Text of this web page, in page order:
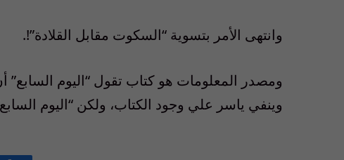
وانتهى الأمر بتسوية “السكوت مقابل القلادة”!.
ومصدر المعلومات هو كتاب تقول “اليوم السابع”
وينفي ياسر علي وجود الكتاب، ولكن “اليوم